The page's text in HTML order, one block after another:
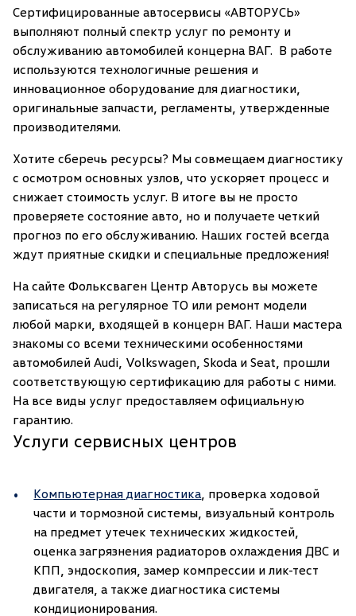
Сертифицированные автосервисы «АВТОРУСЬ»
выполняют полный спектр услуг по ремонту и
обслуживанию автомобилей концерна ВАГ. В работе
используются технологичные решения и
инновационное оборудование для диагностики,
оригинальные запчасти, регламенты, утвержденные
производителями.
Хотите сберечь ресурсы? Мы совмещаем диагностику
с осмотром основных узлов, что ускоряет процесс и
снижает стоимость услуг. В итоге вы не просто
проверяете состояние авто, но и получаете четкий
прогноз по его обслуживанию. Наших гостей всегда
ждут приятные скидки и специальные предложения!
На сайте Фольксваген Центр Авторусь вы можете
записаться на регулярное ТО или ремонт модели
любой марки, входящей в концерн ВАГ. Наши мастера
знакомы со всеми техническими особенностями
автомобилей Audi, Volkswagen, Skoda и Seat, прошли
соответствующую сертификацию для работы с ними.
На все виды услуг предоставляем официальную
гарантию.
Услуги сервисных центров
Компьютерная диагностика, проверка ходовой
части и тормозной системы, визуальный контроль
на предмет утечек технических жидкостей,
оценка загрязнения радиаторов охлаждения ДВС и
КПП, эндоскопия, замер компрессии и лик-тест
двигателя, а также диагностика системы
кондиционирования.